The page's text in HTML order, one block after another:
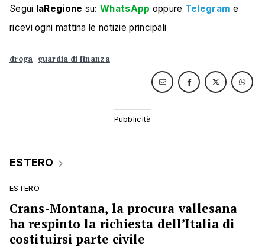
Segui laRegione su:WhatsApp oppure Telegram e
ricevi ogni mattina le notizie principali
droga guardia di finanza
ESTERO
ESTERO
Crans-Montana, la procura vallesana
ha respinto la richiesta dell’Italia di
costituirsi parte civile